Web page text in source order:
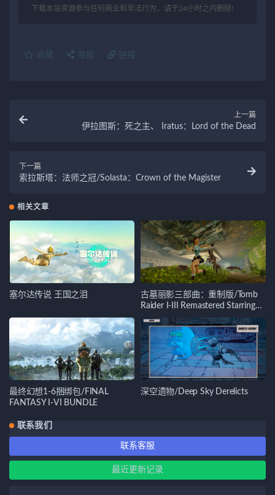
下载本站资源参与任何商业和非法行为，请于24小时之内删除!
收藏 海报 链接
上一篇
伊拉图斯：死之主、 Iratus：Lord of the Dead
下一篇
索拉斯塔：法师之冠/Solasta：Crown of the Magister
相关文章
塞尔达传说 王国之泪
古墓丽影三部曲：重制版/Tomb
Raider I-III Remastered Starring
Lara Croft
最终幻想1-6捆绑包/FINAL
FANTASY I-VI BUNDLE
深空遗物/Deep Sky Derelicts
联系我们
联系客服
最近更新记录